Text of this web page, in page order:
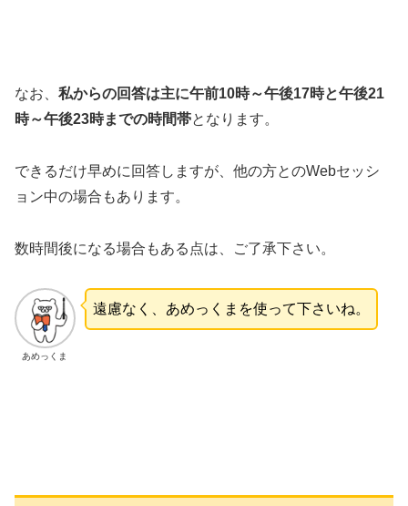
なお、 私からの回答は主に午前10時～午後17時と午後21
時～午後23時までの時間帯となります。
できるだけ早めに回答しますが、他の方とのWebセッシ
ョン中の場合もあります。
数時間後になる場合もある点は、ご了承下さい。
あめっくま
遠慮なく、あめっくまを使って下さいね。